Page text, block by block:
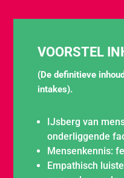
VOORSTEL
(De definitieve
intakes).
IJsberg van
onderliggende
Mensenkennis:
Empathisch